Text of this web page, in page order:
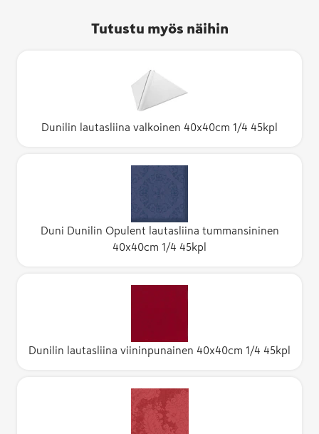
Tutustu myös näihin
Dunilin lautasliina valkoinen 40x40cm 1/4 45kpl
Duni Dunilin Opulent lautasliina tummansininen
40x40cm 1/4 45kpl
Dunilin lautasliina viininpunainen 40x40cm 1/4 45kpl